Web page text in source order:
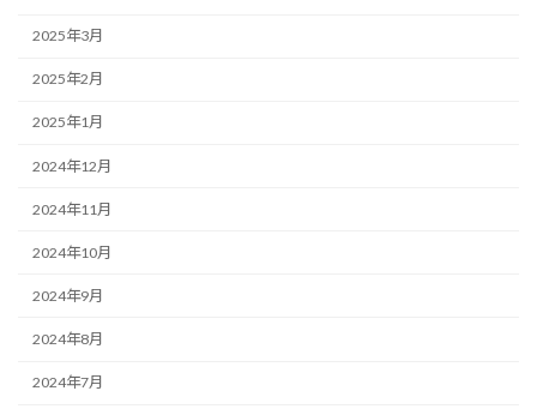
2025年3月
2025年2月
2025年1月
2024年12月
2024年11月
2024年10月
2024年9月
2024年8月
2024年7月